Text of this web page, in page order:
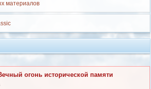
материалов
огонь исторической памяти